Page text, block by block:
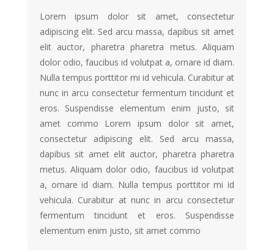
Lorem ipsum dolor sit amet, consectetur
adipiscing elit. Sed arcu massa, dapibus sit amet
elit auctor, pharetra pharetra metus. Aliquam
dolor odio, faucibus id volutpat a, ornare id diam.
Nulla tempus porttitor mi id vehicula. Curabitur at
nunc in arcu consectetur fermentum tincidunt et
eros. Suspendisse elementum enim justo, sit
amet commo Lorem ipsum dolor sit amet,
consectetur adipiscing elit. Sed arcu massa,
dapibus sit amet elit auctor, pharetra pharetra
metus. Aliquam dolor odio, faucibus id volutpat
a, ornare id diam. Nulla tempus porttitor mi id
vehicula. Curabitur at nunc in arcu consectetur
fermentum tincidunt et eros. Suspendisse
elementum enim justo, sit amet commo